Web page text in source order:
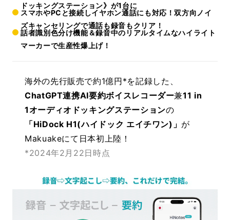
ドッキングステーション》が1台に
スマホやPCと接続しイヤホン通話にも対応！双方向ノイ
ズキャンセリングで通話も録音もクリア！
話者識別色分け機能＆録音中のリアルタイムなハイライト
マーカーで生産性爆上げ！
海外の先行販売で約1億円*を記録した、
ChatGPT連携AI要約ボイスレコーダー兼11 in
1オーディオドッキングステーションの
「HiDock H1(ハイドック エイチワン)」 が
Makuakeにて日本初上陸！
*2024年2月22日時点